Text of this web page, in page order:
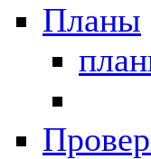
Планы